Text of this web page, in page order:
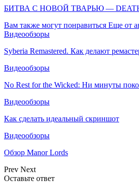
БИТВА С НОВОЙ ТВАРЬЮ — DEATH
Вам также могут понравиться Еще от
Видеообзоры
Syberia Remastered. Как делают
Видеообзоры
No Rest for the Wicked: Ни минуты
Видеообзоры
Как сделать идеальный скриншот
Видеообзоры
Обзор Manor Lords
Prev Next
Оставьте ответ